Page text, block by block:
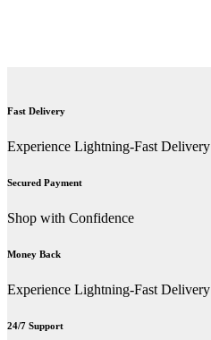
Fast Delivery
Experience Lightning-Fast Delivery
Secured Payment
Shop with Confidence
Money Back
Experience Lightning-Fast Delivery
24/7 Support